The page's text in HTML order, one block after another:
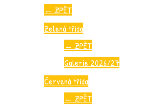
← ZPĚT
Zelená třída
← ZPĚT
Galerie 2026/27
Červená třída
← ZPĚT